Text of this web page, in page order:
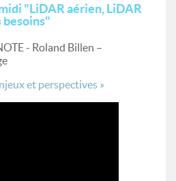
"LiDAR aérien, LiDAR
- Roland Billen –
et perspectives »